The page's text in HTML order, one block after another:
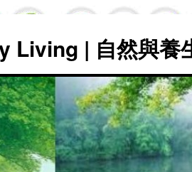
Living | 自然與養